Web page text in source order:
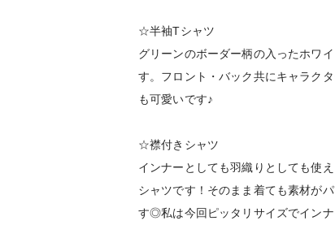
☆半袖Tシャツ
グリーンのボーダー柄の入ったホワ
す。フロント・バック共にキャラク
も可愛いです♪
☆襟付きシャツ
インナーとしても羽織りとしても使
シャツです！そのまま着ても素材が
す◎私は今回ピッタリサイズでインナ